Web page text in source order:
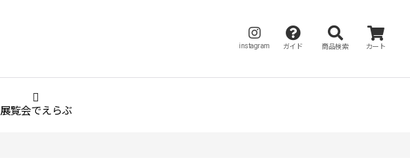
instagram ガイド 商品検索 カート
展覧会でえらぶ